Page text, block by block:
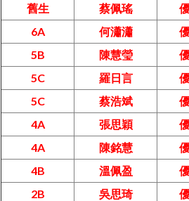
舊生
蔡佩瑤
6A
何瀟瀟
5B
陳慧瑩
5C
羅日言
5C
蔡浩斌
4A
張思穎
4A
陳銘慧
4B
溫佩盈
2B
吳思琦